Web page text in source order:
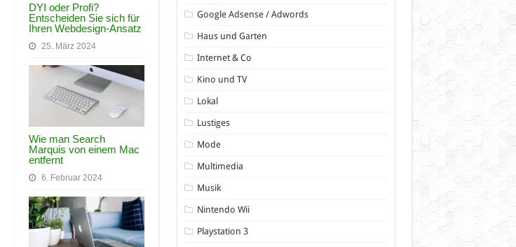
DYI oder Profi?
Entscheiden Sie sich für
Ihren Webdesign-Ansatz
25. März 2024
Wie man Search
Marquis von einem Mac
entfernt
6. Februar 2024
Google Adsense / Adwords
Haus und Garten
Internet & Co
Kino und TV
Lokal
Lustiges
Mode
Multimedia
Musik
Nintendo Wii
Playstation 3